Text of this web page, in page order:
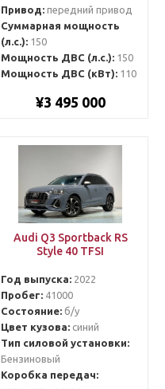
Привод:передний привод
Суммарная мощность
(л.с.):150
Мощность ДВС (л.с.):150
Мощность ДВС (кВт):110
¥3 495 000
Audi Q3 Sportback RS
Style 40 TFSI
Год выпуска:2022
Пробег:41000
Состояние:б/у
Цвет кузова:синий
Тип силовой установки:
Бензиновый
Коробка передач: